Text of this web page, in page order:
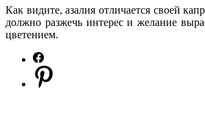
Как видите, азалия отличается своей
должно разжечь интерес и желание
цветением.